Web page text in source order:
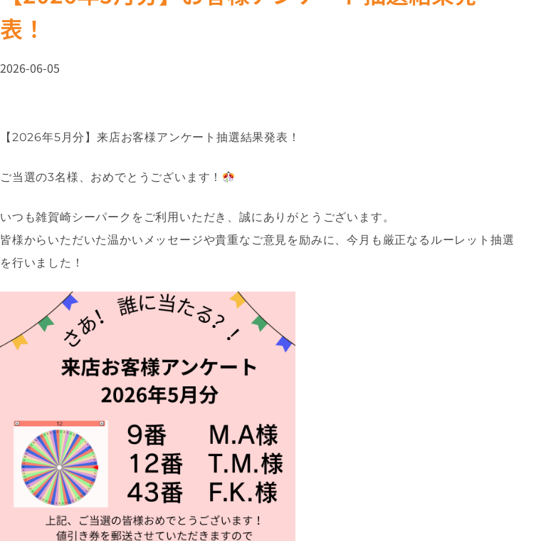
表！
2026-06-05
【2026年5月分】来店お客様アンケート抽選結果発表！
ご当選の3名様、おめでとうございます！
いつも雑賀崎シーパークをご利用いただき、誠にありがとうございます。
皆様からいただいた温かいメッセージや貴重なご意見を励みに、今月も厳正なるルーレット抽選
を行いました！